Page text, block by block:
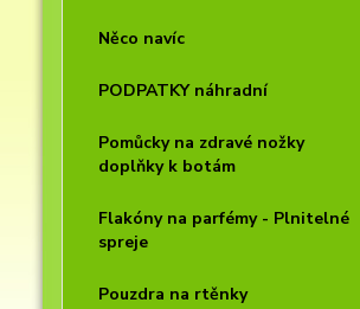
Něco navíc
PODPATKY náhradní
Pomůcky na zdravé nožky
doplňky k botám
Flakóny na parfémy - Plnitelné
spreje
Pouzdra na rtěnky